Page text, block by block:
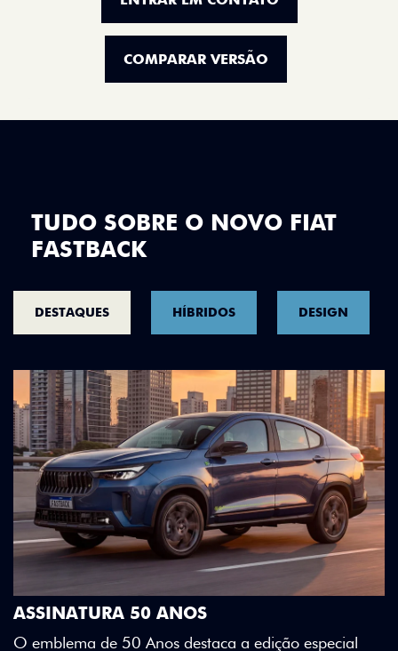
COMPARAR VERSÃO
TUDO SOBRE O NOVO FIAT
FASTBACK
DESTAQUES HÍBRIDOS DESIGN
edição especial
DESIGN QUE SE DESTACA
Teto bicolor, adesivos estilizados e
Green criam uma identidade visual